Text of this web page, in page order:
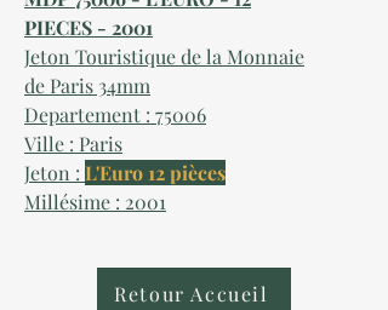
PIECES - 2001
Jeton Touristique de la Monnaie
de Paris 34mm
Departement : 75006
Ville : Paris
Jeton : L'Euro 12 pièces
Millésime : 2001
Retour Accueil